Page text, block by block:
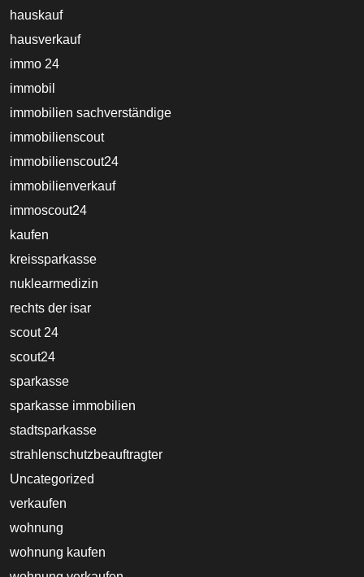
hauskauf
hausverkauf
immo 24
immobil
immobilien sachverständige
immobilienscout
immobilienscout24
immobilienverkauf
immoscout24
kaufen
kreissparkasse
nuklearmedizin
rechts der isar
scout 24
scout24
sparkasse
sparkasse immobilien
stadtsparkasse
strahlenschutzbeauftragter
Uncategorized
verkaufen
wohnung
wohnung kaufen